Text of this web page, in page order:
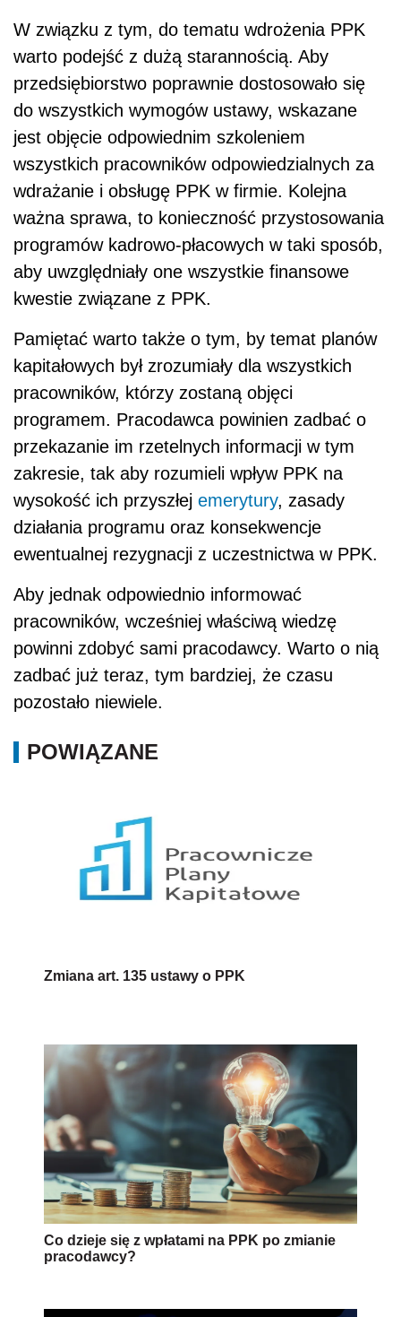
W związku z tym, do tematu wdrożenia PPK
warto podejść z dużą starannością. Aby
przedsiębiorstwo poprawnie dostosowało się
do wszystkich wymogów ustawy, wskazane
jest objęcie odpowiednim szkoleniem
wszystkich pracowników odpowiedzialnych za
wdrażanie i obsługę PPK w firmie. Kolejna
ważna sprawa, to konieczność przystosowania
programów kadrowo-płacowych w taki sposób,
aby uwzględniały one wszystkie finansowe
kwestie związane z PPK.
Pamiętać warto także o tym, by temat planów
kapitałowych był zrozumiały dla wszystkich
pracowników, którzy zostaną objęci
programem. Pracodawca powinien zadbać o
przekazanie im rzetelnych informacji w tym
zakresie, tak aby rozumieli wpływ PPK na
wysokość ich przyszłej emerytury, zasady
działania programu oraz konsekwencje
ewentualnej rezygnacji z uczestnictwa w PPK.
Aby jednak odpowiednio informować
pracowników, wcześniej właściwą wiedzę
powinni zdobyć sami pracodawcy. Warto o nią
zadbać już teraz, tym bardziej, że czasu
pozostało niewiele.
POWIĄZANE
Zmiana art. 135 ustawy o PPK
Co dzieje się z wpłatami na PPK po zmianie
pracodawcy?